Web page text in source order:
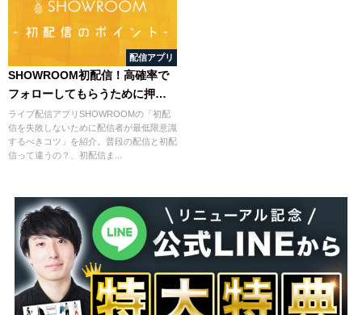
配信アプリ
SHOWROOM初配信！高確率で
フォローしてもらうために押さ
えておくべき3つのポイント
ライブ配信アプリSHOWROOMの「初配
信を失敗しないために配信者が最低限意識
するべきコツ」を紹介。普段の配信と初配
信って違うの？、初配信ま...